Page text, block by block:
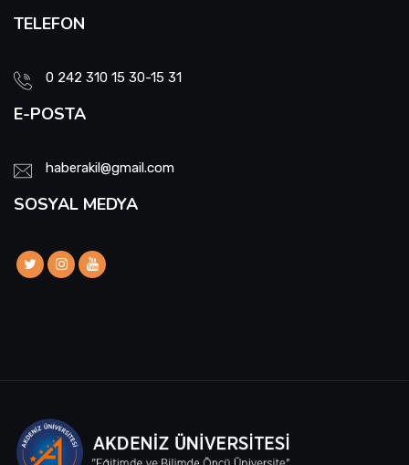
TELEFON
0 242 310 15 30-15 31
E-POSTA
haberakil@gmail.com
SOSYAL MEDYA